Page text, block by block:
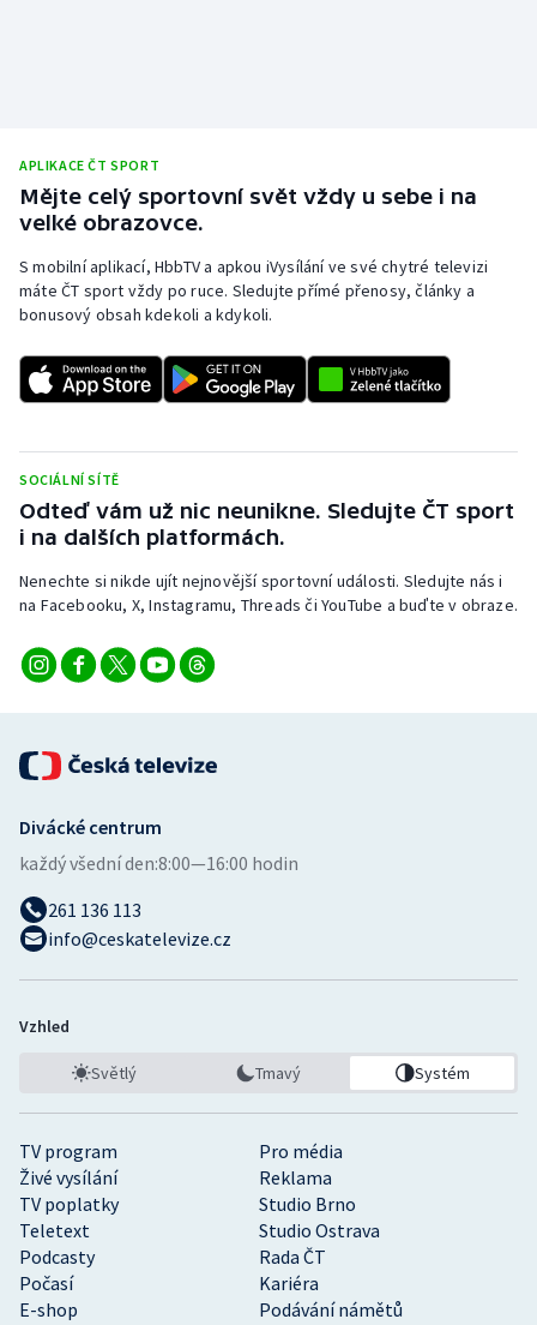
APLIKACE ČT SPORT
Mějte celý sportovní svět vždy u sebe i na
velké obrazovce.
S mobilní aplikací, HbbTV a apkou iVysílání ve své chytré televizi
máte ČT sport vždy po ruce. Sledujte přímé přenosy, články a
bonusový obsah kdekoli a kdykoli.
SOCIÁLNÍ SÍTĚ
Odteď vám už nic neunikne. Sledujte ČT sport
i na dalších platformách.
Nenechte si nikde ujít nejnovější sportovní události. Sledujte nás i
na Facebooku, X, Instagramu, Threads či YouTube a buďte v obraze.
TV program
Pro média
Živé vysílání
Reklama
TV poplatky
Studio Brno
Teletext
Studio Ostrava
Podcasty
Rada ČT
Počasí
Kariéra
E-shop
Podávání námětů
Divácké centrum
každý všední den:8:00—16:00 hodin
261 136 113
info@ceskatelevize.cz
Vzhled
Světlý Tmavý Systém